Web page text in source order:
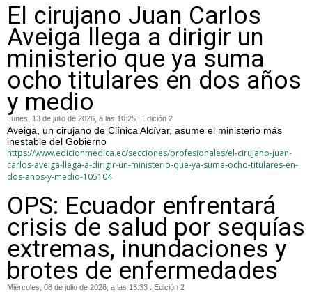
El cirujano Juan Carlos
Aveiga llega a dirigir un
ministerio que ya suma
ocho titulares en dos años
y medio
Lunes, 13 de julio de 2026, a las 10:25 . Edición 2
Aveiga, un cirujano de Clínica Alcívar, asume el ministerio más
inestable del Gobierno
https://www.edicionmedica.ec/secciones/profesionales/el-cirujano-juan-
carlos-aveiga-llega-a-dirigir-un-ministerio-que-ya-suma-ocho-titulares-en-
dos-anos-y-medio-105104
OPS: Ecuador enfrentará
crisis de salud por sequías
extremas, inundaciones y
brotes de enfermedades
Miércoles, 08 de julio de 2026, a las 13:33 . Edición 2